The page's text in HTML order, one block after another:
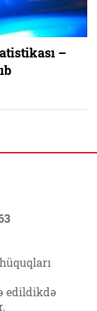
–
edildikdə